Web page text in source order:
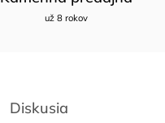
už 8 rokov
Diskusia